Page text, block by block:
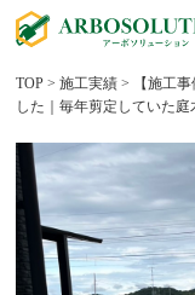
TOP >施工実績 >
【施工
した｜毎年剪定していた庭